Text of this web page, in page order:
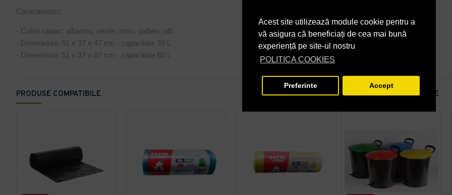
Acest site utilizează module cookie pentru a
vă asigura că beneficiați de cea mai bună
experiență pe site-ul nostru
POLITICA COOKIES
Preferinte Accept
PRODUSE COMPATIBILE PRODUSE ASEMANATOARE
Caracteristici:
- Culori capac: albastru, verde, rosu, galben, alb.
- Dimensiuni: 51 x 37 x 47 cm - capacitate 30 L
- Dimensiuni: 51 x 37 x 67 cm - capacitate 60 L